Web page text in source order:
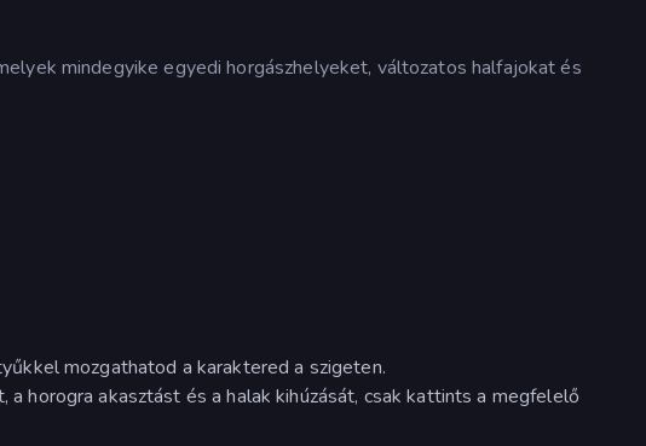
mindegyike egyedi horgászhelyeket, változatos halfajokat és
mozgathatod a karaktered a szigeten.
horogra akasztást és a halak kihúzását, csak kattints a megfelelő